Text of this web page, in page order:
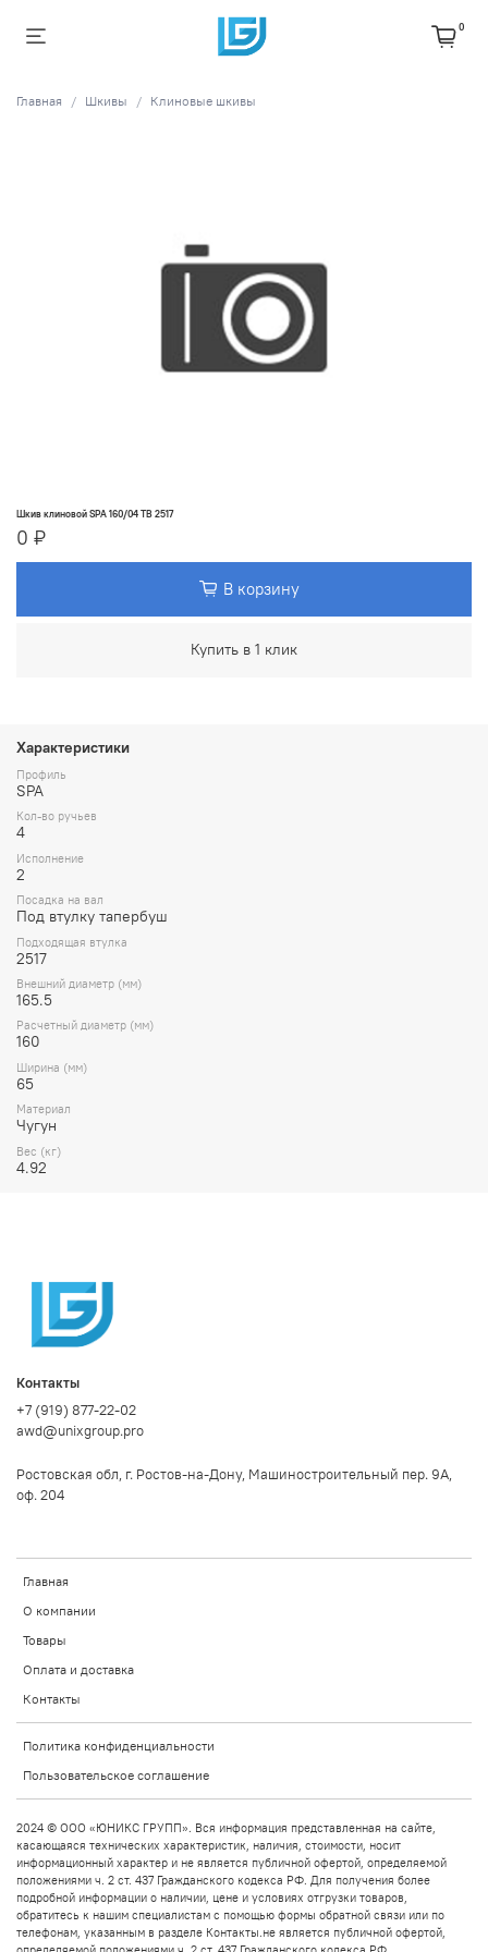
0
Главная Шкивы Клиновые шкивы
Шкив клиновой SPA 160/04 TB 2517
0 ₽
В корзину
Купить в 1 клик
Характеристики
Профиль
SPA
Кол-во ручьев
4
Исполнение
2
Посадка на вал
Под втулку тапербуш
Подходящая втулка
2517
Внешний диаметр (мм)
165.5
Расчетный диаметр (мм)
160
Ширина (мм)
65
Материал
Чугун
Вес (кг)
4.92
Главная
О компании
Товары
Оплата и доставка
Контакты
Политика конфиденциальности
Пользовательское соглашение
Контакты
+7 (919) 877-22-02
awd@unixgroup.pro
Ростовская обл, г. Ростов-на-Дону, Машиностроительный пер. 9А,
оф. 204
2024 © ООО «ЮНИКС ГРУПП». Вся информация представленная на сайте,
касающаяся технических характеристик, наличия, стоимости, носит
информационный характер и не является публичной офертой, определяемой
положениями ч. 2 ст. 437 Гражданского кодекса РФ. Для получения более
подробной информации о наличии, цене и условиях отгрузки товаров,
обратитесь к нашим специалистам с помощью формы обратной связи или по
телефонам, указанным в разделе Контакты.не является публичной офертой,